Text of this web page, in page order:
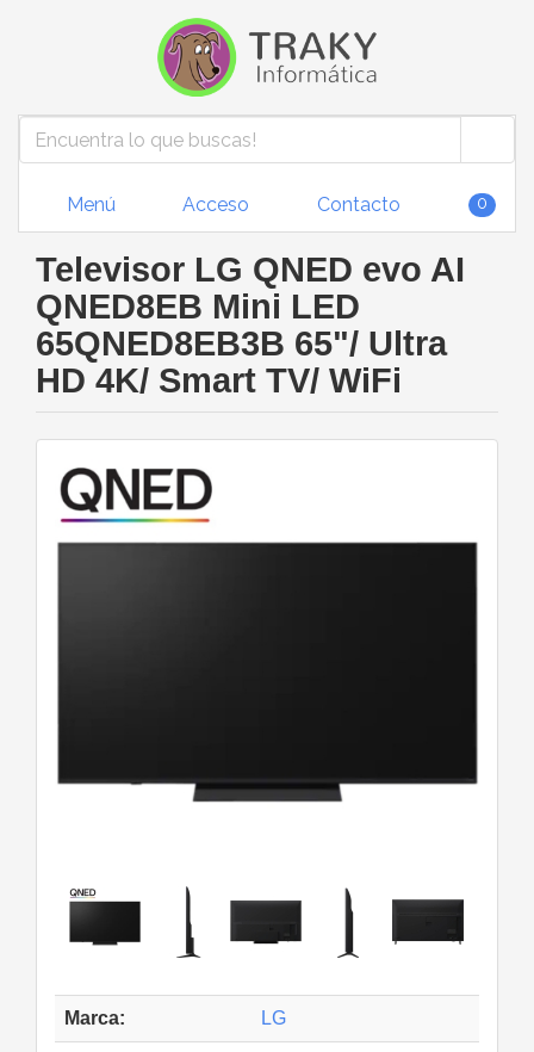
Menú Acceso Contacto 0
Televisor LG QNED evo AI
QNED8EB Mini LED
65QNED8EB3B 65"/ Ultra
HD 4K/ Smart TV/ WiFi
Marca: LG